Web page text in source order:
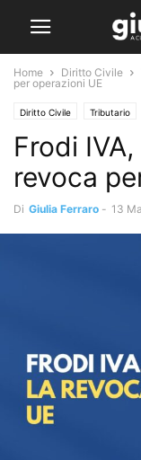
Home Diritto Civile
per operazioni UE
Diritto Civile Tributario
Frodi
revoca
Di Giulia Ferraro - 13